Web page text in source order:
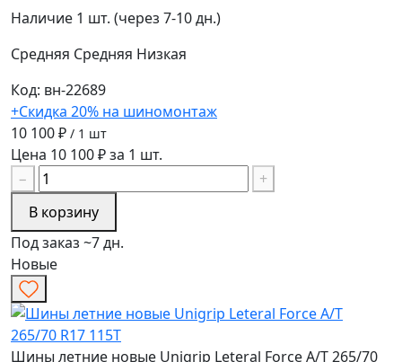
Наличие 1 шт. (через 7-10 дн.)
Средняя Средняя Низкая
Код: вн-22689
+Скидка 20% на шиномонтаж
10 100 ₽ / 1 шт
Цена 10 100 ₽ за 1 шт.
−
+
В корзину
Под заказ ~7 дн.
Новые
Шины летние новые Unigrip Leteral Force A/T 265/70